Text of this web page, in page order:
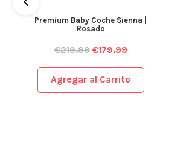
Premium Baby Coche Sienna |
Rosado
€219.99 €179.99
Agregar al Carrito